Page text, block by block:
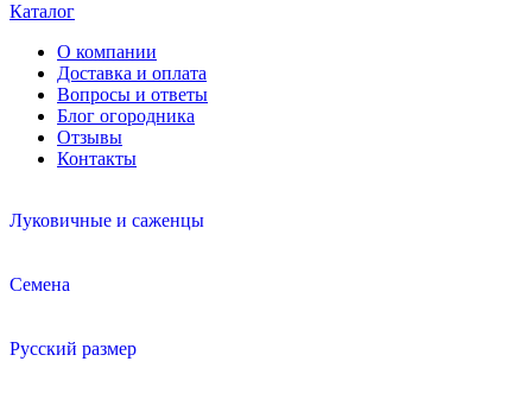
Каталог
О компании
Доставка и оплата
Вопросы и ответы
Блог огородника
Отзывы
Контакты
Луковичные и саженцы
Семена
Русский размер